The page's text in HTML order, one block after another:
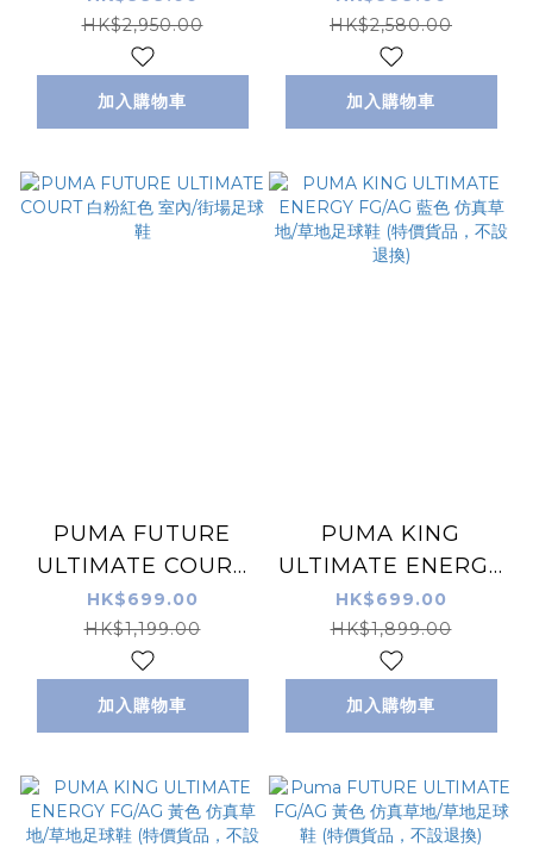
紅色 (特價貨品，不設
退換)
HK$2,950.00
加入購物車
HK$2,580.00
加入購物車
PUMA FUTURE
ULTIMATE COURT
白粉紅色 室內/街場足
球鞋
HK$699.00
HK$1,199.00
加入購物車
PUMA KING
ULTIMATE ENERGY
FG/AG 藍色 仿真草
地/草地足球鞋 (特價
貨品，不設退換)
HK$699.00
HK$1,899.00
加入購物車